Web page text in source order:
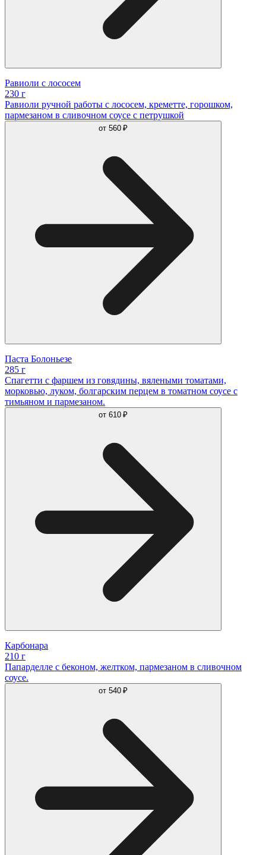
Равиоли с лососем
230 г
Равиоли ручной работы с лососем, креметте, горошком,
пармезаном в сливочном соусе с петрушкой
от 560 ₽
Паста Болоньезе
285 г
Спагетти с фаршем из говядины, вялеными томатами,
морковью, луком, болгарским перцем в томатном соусе с
тимьяном и пармезаном.
от 610 ₽
Карбонара
210 г
Папарделле с беконом, желтком, пармезаном в сливочном
соусе.
от 540 ₽